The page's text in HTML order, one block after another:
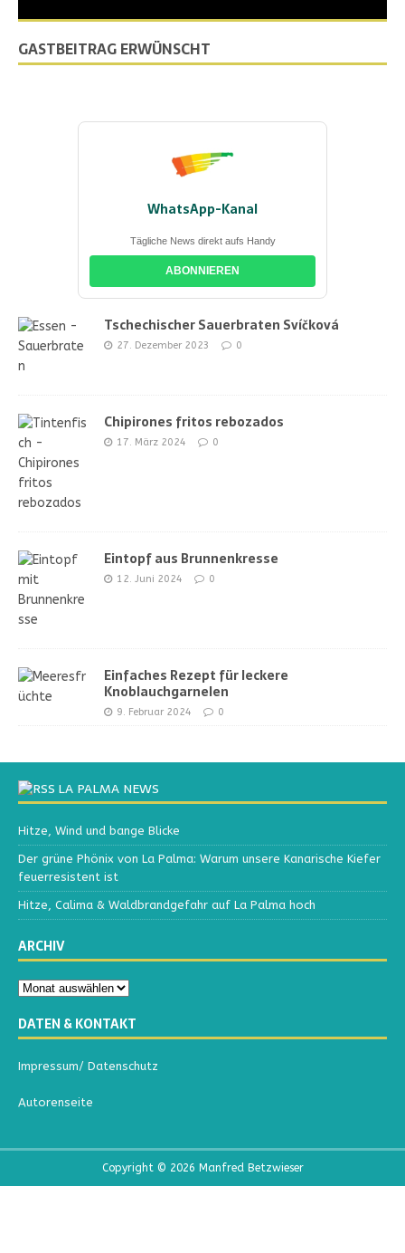
GASTBEITRAG ERWÜNSCHT
WhatsApp-Kanal
Tägliche News direkt aufs Handy
ABONNIEREN
Tschechischer Sauerbraten Svíčková
27. Dezember 2023 0
Chipirones fritos rebozados
17. März 2024 0
Eintopf aus Brunnenkresse
12. Juni 2024 0
Einfaches Rezept für leckere
Knoblauchgarnelen
9. Februar 2024 0
LA PALMA NEWS
Hitze, Wind und bange Blicke
Der grüne Phönix von La Palma: Warum unsere Kanarische Kiefer
feuerresistent ist
Hitze, Calima & Waldbrandgefahr auf La Palma hoch
ARCHIV
DATEN & KONTAKT
Impressum/ Datenschutz
Autorenseite
Copyright © 2026 Manfred Betzwieser